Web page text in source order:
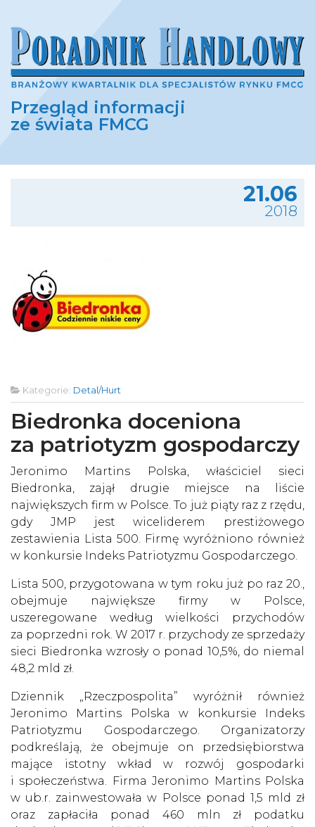
Przegląd informacji
ze świata FMCG
21.06
2018
Kategorie: Detal/Hurt
Biedronka doceniona
za patriotyzm gospodarczy
Jeronimo Martins Polska, właściciel sieci
Biedronka, zajął drugie miejsce na liście
największych firm w Polsce. To już piąty raz z rzędu,
gdy JMP jest wiceliderem prestiżowego
zestawienia Lista 500. Firmę wyróżniono również
w konkursie Indeks Patriotyzmu Gospodarczego.
Lista 500, przygotowana w tym roku już po raz 20.,
obejmuje największe firmy w Polsce,
uszeregowane według wielkości przychodów
za poprzedni rok. W 2017 r. przychody ze sprzedaży
sieci Biedronka wzrosły o ponad 10,5%, do niemal
48,2 mld zł.
Dziennik „Rzeczpospolita” wyróżnił również
Jeronimo Martins Polska w konkursie Indeks
Patriotyzmu Gospodarczego. Organizatorzy
podkreślają, że obejmuje on przedsiębiorstwa
mające istotny wkład w rozwój gospodarki
i społeczeństwa. Firma Jeronimo Martins Polska
w ub.r. zainwestowała w Polsce ponad 1,5 mld zł
oraz zapłaciła ponad 460 mln zł podatku